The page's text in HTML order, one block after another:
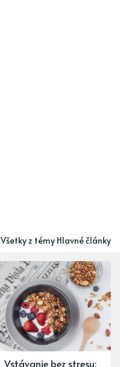
Všetky z témy Hlavné články
Vstávanie bez stresu: